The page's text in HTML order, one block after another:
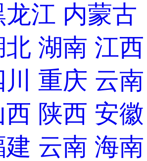
龙江 内蒙古
北 湖南 江西
重庆 云南
西 陕西 安徽
建 云南 海南